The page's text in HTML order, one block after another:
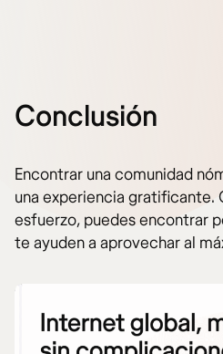
Conclusión
Encontrar una comunidad
una experiencia gratificante.
esfuerzo, puedes encontrar
te ayuden a aprovechar al